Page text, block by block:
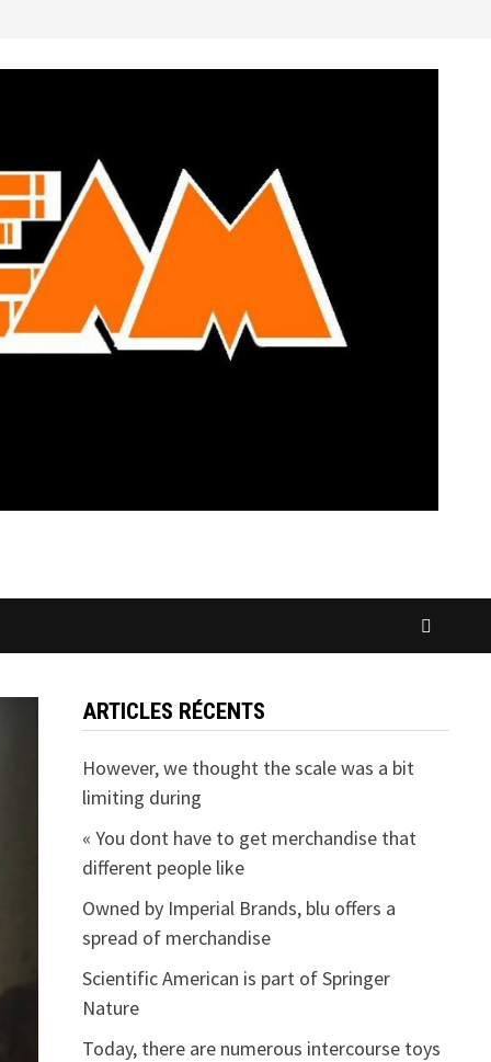
ARTICLES RÉCENTS
However, we thought the scale was a bit
limiting during
« You dont have to get merchandise that
different people like
Owned by Imperial Brands, blu offers a
spread of merchandise
Scientific American is part of Springer
Nature
Today, there are numerous intercourse toys